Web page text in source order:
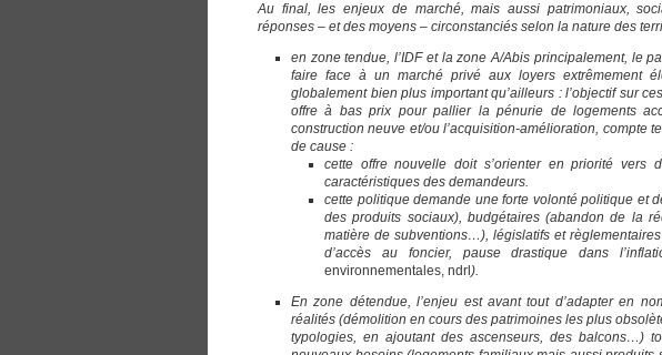
Au final, les enjeux de marché, mais aussi patrimoniaux,
réponses – et des moyens – circonstanciés selon la nature des
en zone tendue, l’IDF et la zone A/Abis principalement, le
faire face à un marché privé aux loyers extrêmement
globalement bien plus important qu’ailleurs : l’objectif sur
offre à bas prix pour pallier la pénurie de logements
construction neuve et/ou l’acquisition-amélioration, compte
de cause :
cette offre nouvelle doit s’orienter en priorité vers
caractéristiques des demandeurs.
cette politique demande une forte volonté politique et
des produits sociaux), budgétaires (abandon de la
matière de subventions…), législatifs et
d’accès au foncier, pause drastique dans
environnementales, ndrl ).
En zone détendue, l’enjeu est avant tout d’adapter en
réalités (démolition en cours des patrimoines les plus
typologies, en ajoutant des ascenseurs, des balcons…)